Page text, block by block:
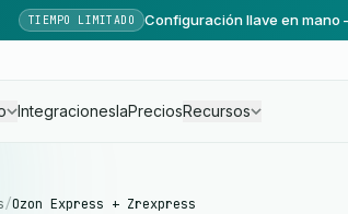
TIEMPO LIMITADO Configuración llave en
IntegracionesIaPreciosRecursos
/Ozon Express + Zrexpress